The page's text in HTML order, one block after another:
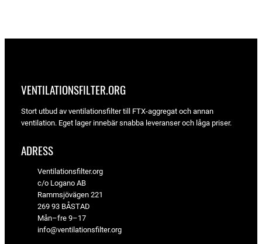
VENTILATIONSFILTER­.ORG
Stort utbud av ventilationsfilter till FTX-aggregat och annan
ventilation. Eget lager innebär snabba leveranser och låga priser.
ADRESS
Ventilationsfilter.org
c/o Logano AB
Rammsjövägen 221
269 93 BÅSTAD
Mån–fre 9–17
info@ventilationsfilter.org